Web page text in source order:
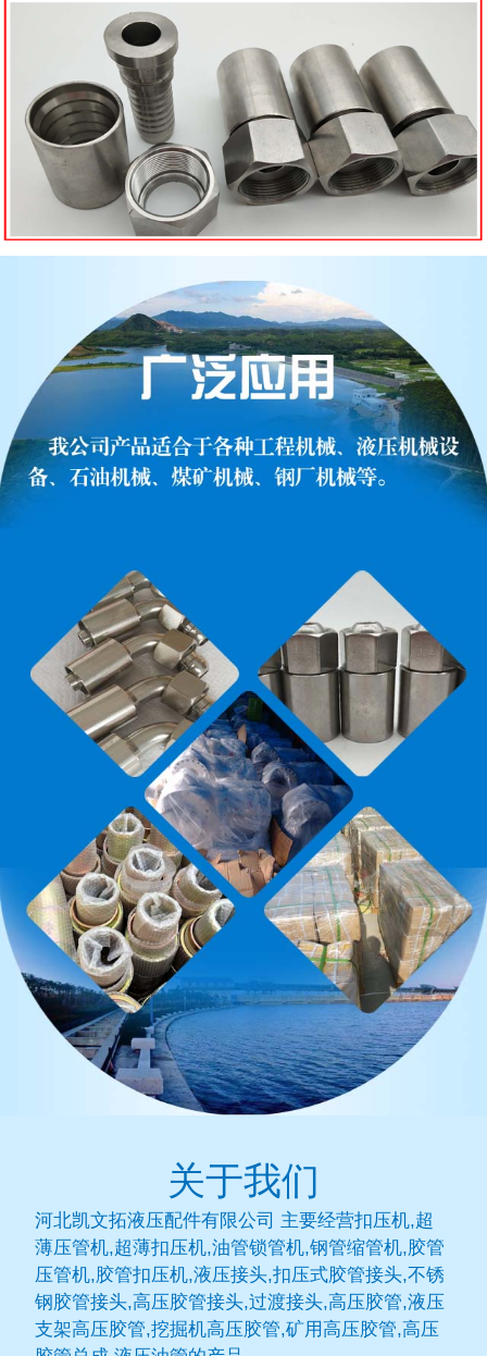
关于我们
河北凯文拓液压配件有限公司 主要经营扣压机,超
薄压管机,超薄扣压机,油管锁管机,钢管缩管机,胶管
压管机,胶管扣压机,液压接头,扣压式胶管接头,不锈
钢胶管接头,高压胶管接头,过渡接头,高压胶管,液压
支架高压胶管,挖掘机高压胶管,矿用高压胶管,高压